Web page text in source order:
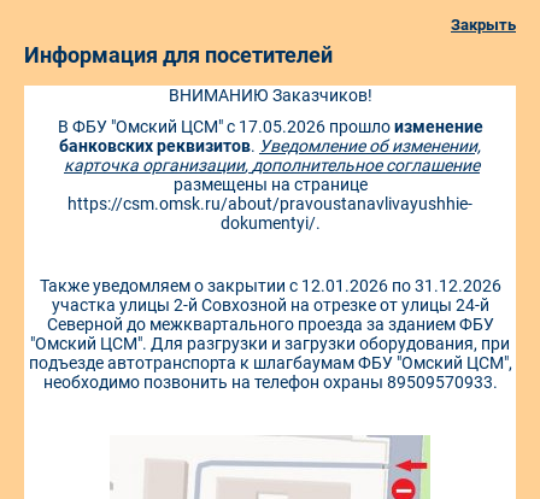
г. Омск, ул. Северная 24-я, д. 117А
+7 (3812) 68-07-99
+7 (3812) 68-22-28
+7 (3812) 68-38-51
info@ocsm.omsk.ru
Мы в мессенджере MAX
Личный кабинет Электронная очередь
Онлайн заявка на поверку
Информация для посетителей
Закрыть
ВНИМАНИЮ Заказчиков!
В ФБУ "Омский ЦСМ" с 17.05.2026 прошлоизменение
банковских реквизитов. Уведомление об изменении,
карточка организации, дополнительное соглашение
размещены на странице
https://csm.omsk.ru/about/pravoustanavlivayushhie-
dokumentyi/.
Также уведомляем о закрытии с 12.01.2026 по 31.12.2026
участка улицы 2-й Совхозной на отрезке от улицы 24-й
Северной до межквартального проезда за зданием ФБУ
"Омский ЦСМ". Для разгрузки и загрузки оборудования, при
подъезде автотранспорта к шлагбаумам ФБУ "Омский ЦСМ",
необходимо позвонить на телефон охраны 89509570933.